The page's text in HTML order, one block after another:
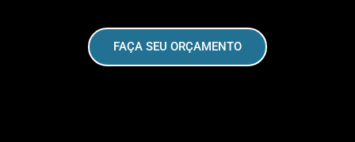
FAÇA SEU ORÇAMENTO